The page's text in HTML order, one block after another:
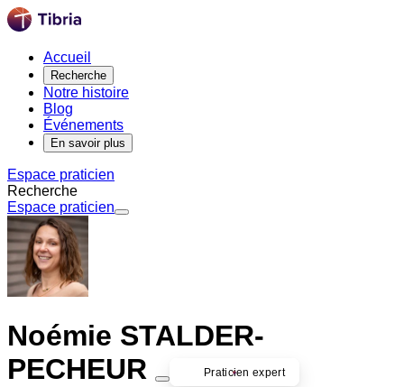
Accueil
Recherche
Notre histoire
Blog
Événements
En savoir plus
Espace praticien
Recherche
Espace praticien
Noémie STALDER-
PECHEUR
Praticien expert